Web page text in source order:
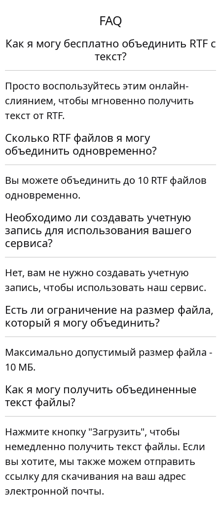
FAQ
Как я могу бесплатно объединить RTF с
текст?
Просто воспользуйтесь этим онлайн-
слиянием, чтобы мгновенно получить
текст от RTF.
Сколько RTF файлов я могу
объединить одновременно?
Вы можете объединить до 10 RTF файлов
одновременно.
Необходимо ли создавать учетную
запись для использования вашего
сервиса?
Нет, вам не нужно создавать учетную
запись, чтобы использовать наш сервис.
Есть ли ограничение на размер файла,
который я могу объединить?
Максимально допустимый размер файла -
10 МБ.
Как я могу получить объединенные
текст файлы?
Нажмите кнопку "Загрузить", чтобы
немедленно получить текст файлы. Если
вы хотите, мы также можем отправить
ссылку для скачивания на ваш адрес
электронной почты.